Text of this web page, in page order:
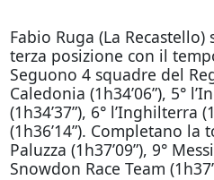
Fabio Ruga (La
terza posizione con il
Seguono 4 squadre del
Caledonia (1h34’06”), 5°
(1h34’37”), 6° l’Inghilterra
(1h36’14”). Completano la
Paluzza (1h37’09”), 9°
Snowdon Race Team